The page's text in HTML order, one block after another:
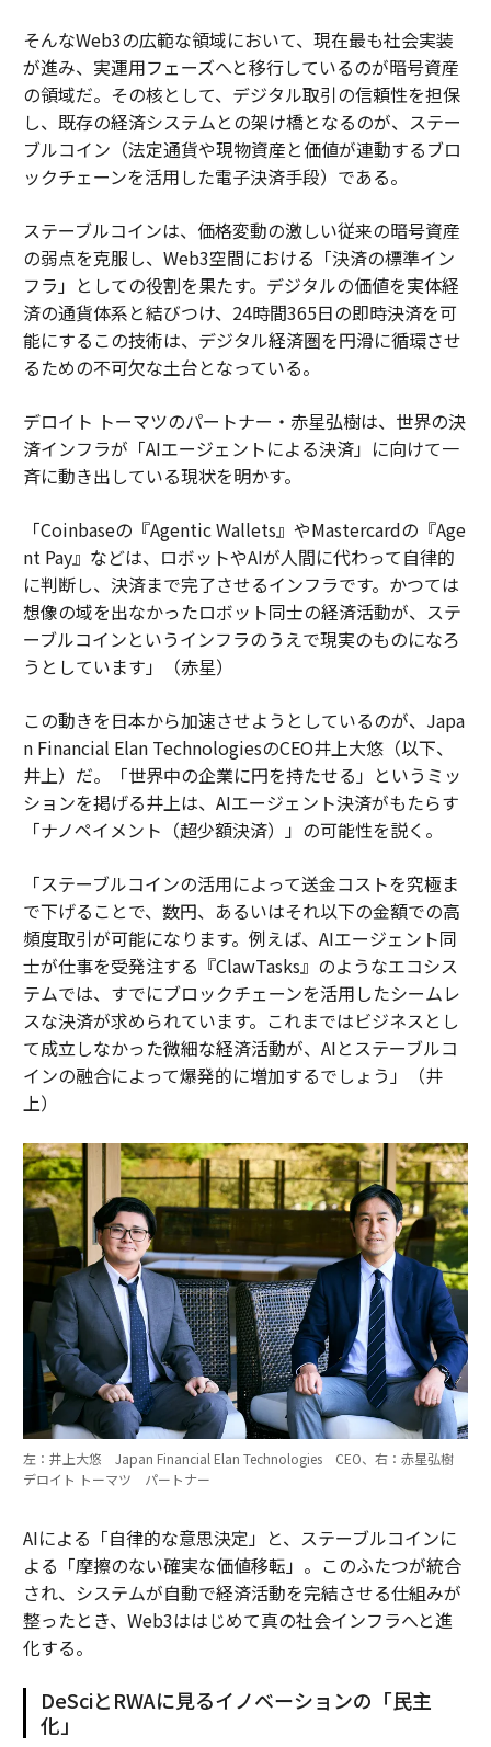
そんなWeb3の広範な領域において、現在最も社会実装
が進み、実運用フェーズへと移行しているのが暗号資産
の領域だ。その核として、デジタル取引の信頼性を担保
し、既存の経済システムとの架け橋となるのが、ステー
ブルコイン（法定通貨や現物資産と価値が連動するブロ
ックチェーンを活用した電子決済手段）である。
ステーブルコインは、価格変動の激しい従来の暗号資産
の弱点を克服し、Web3空間における「決済の標準イン
フラ」としての役割を果たす。デジタルの価値を実体経
済の通貨体系と結びつけ、24時間365日の即時決済を可
能にするこの技術は、デジタル経済圏を円滑に循環させ
るための不可欠な土台となっている。
デロイト トーマツのパートナー・赤星弘樹は、世界の決
済インフラが「AIエージェントによる決済」に向けて一
斉に動き出している現状を明かす。
「Coinbaseの『Agentic Wallets』やMastercardの『Age
nt Pay』などは、ロボットやAIが人間に代わって自律的
に判断し、決済まで完了させるインフラです。かつては
想像の域を出なかったロボット同士の経済活動が、ステ
ーブルコインというインフラのうえで現実のものになろ
うとしています」（赤星）
この動きを日本から加速させようとしているのが、Japa
n Financial Elan TechnologiesのCEO井上大悠（以下、
井上）だ。「世界中の企業に円を持たせる」というミッ
ションを掲げる井上は、AIエージェント決済がもたらす
「ナノペイメント（超少額決済）」の可能性を説く。
「ステーブルコインの活用によって送金コストを究極ま
で下げることで、数円、あるいはそれ以下の金額での高
頻度取引が可能になります。例えば、AIエージェント同
士が仕事を受発注する『ClawTasks』のようなエコシス
テムでは、すでにブロックチェーンを活用したシームレ
スな決済が求められています。これまではビジネスとし
て成立しなかった微細な経済活動が、AIとステーブルコ
インの融合によって爆発的に増加するでしょう」（井
上）
左：井上大悠 Japan Financial Elan Technologies CEO、右：赤星弘樹
デロイト トーマツ パートナー
AIによる「自律的な意思決定」と、ステーブルコインに
よる「摩擦のない確実な価値移転」。このふたつが統合
され、システムが自動で経済活動を完結させる仕組みが
整ったとき、Web3ははじめて真の社会インフラへと進
化する。
DeSciとRWAに見るイノベーションの「民主
化」